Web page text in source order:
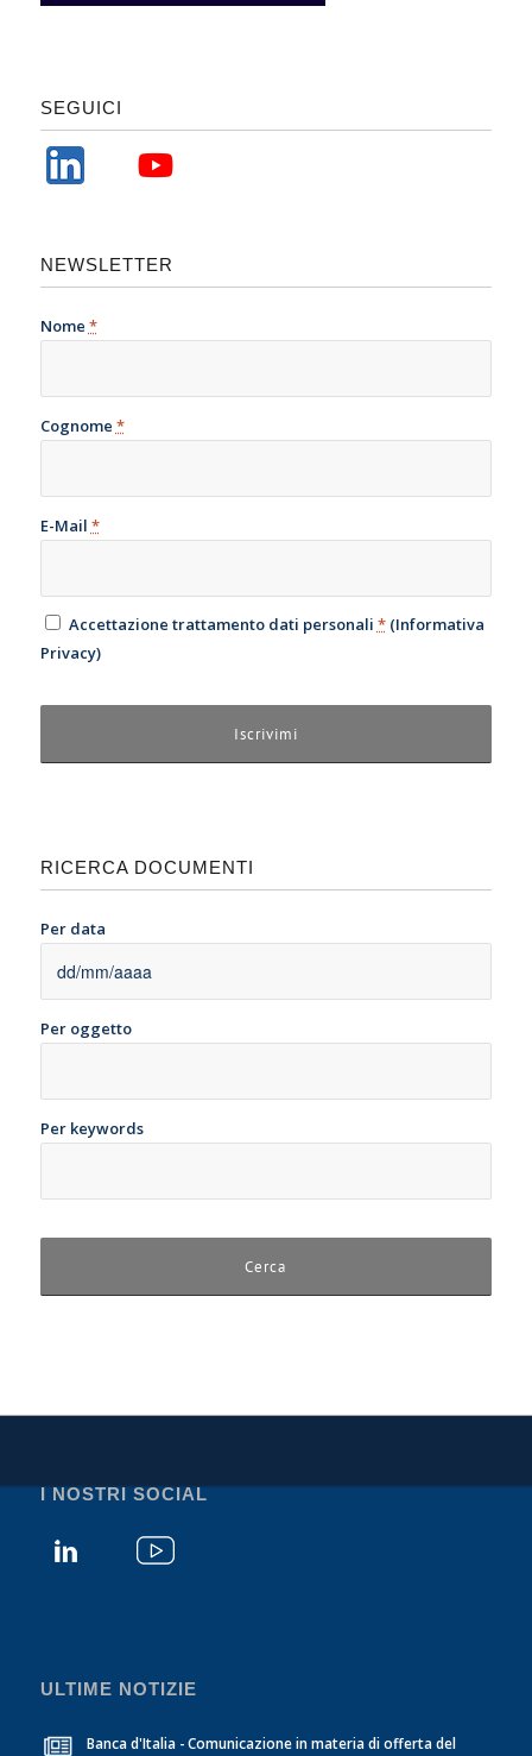
SEGUICI
NEWSLETTER
Nome *
Cognome *
E-Mail *
Accettazione trattamento dati personali *(Informativa
Privacy)
RICERCA DOCUMENTI
Per data
Per oggetto
Per keywords
I NOSTRI SOCIAL
ULTIME NOTIZIE
Banca d'Italia - Comunicazione in materia di offerta del